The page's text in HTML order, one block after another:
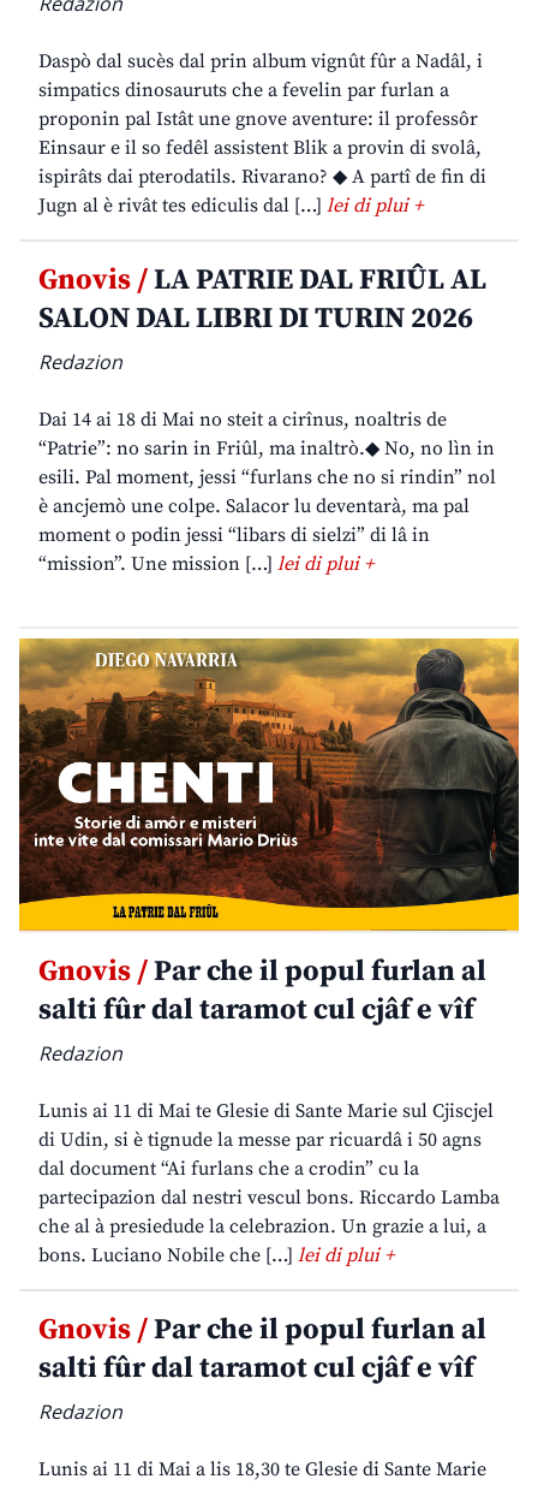
Daspò dal sucès dal prin album vignût fûr a Nadâl, i
simpatics dinosauruts che a fevelin par furlan a
proponin pal Istât une gnove aventure: il professôr
Einsaur e il so fedêl assistent Blik a provin di svolâ,
ispirâts dai pterodatils. Rivarano? ◆ A partî de fin di
Jugn al è rivât tes ediculis dal […] lei di plui +
Gnovis /LA PATRIE DAL FRIÛL AL
SALON DAL LIBRI DI TURIN 2026
Redazion
Dai 14 ai 18 di Mai no steit a cirînus, noaltris de
“Patrie”: no sarin in Friûl, ma inaltrò.◆ No, no lìn in
esili. Pal moment, jessi “furlans che no si rindin” nol
è ancjemò une colpe. Salacor lu deventarà, ma pal
moment o podin jessi “libars di sielzi” di lâ in
“mission”. Une mission […] lei di plui +
Gnovis /Par che il popul furlan al
salti fûr dal taramot cul cjâf e vîf
Redazion
Lunis ai 11 di Mai te Glesie di Sante Marie sul Cjiscjel
di Udin, si è tignude la messe par ricuardâ i 50 agns
dal document “Ai furlans che a crodin” cu la
partecipazion dal nestri vescul bons. Riccardo Lamba
che al à presiedude la celebrazion. Un grazie a lui, a
bons. Luciano Nobile che […] lei di plui +
Gnovis /Par che il popul furlan al
salti fûr dal taramot cul cjâf e vîf
Redazion
Lunis ai 11 di Mai a lis 18,30 te Glesie di Sante Marie